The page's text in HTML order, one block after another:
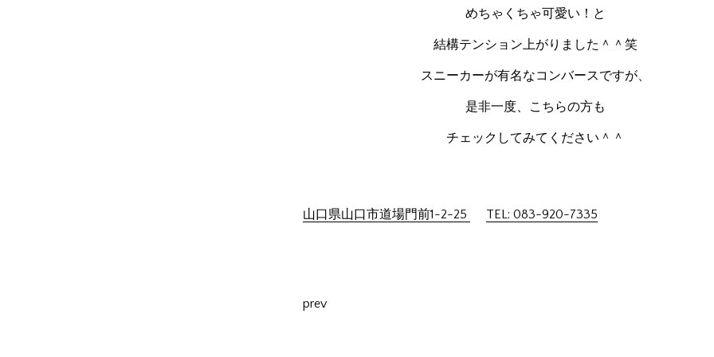
めちゃくちゃ可愛い！と
結構テンション上がりました＾＾笑
スニーカーが有名なコンバースですが、
是非一度、こちらの方も
チェックしてみてください＾＾
山口県山口市道場門前1-2-25 TEL: 083-920-7335
prev